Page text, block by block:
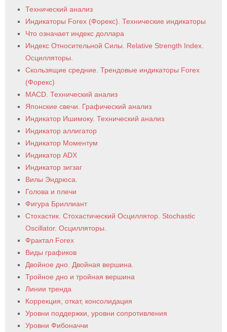
Технический анализ
Индикаторы Forex (Форекс). Технические индикаторы
Что означает индекс доллара
Индекс Относительной Силы. Relative Strength Index.
Осцилляторы.
Скользящие средние. Трендовые индикаторы Forex
(Форекс)
MACD. Технический анализ
Японские свечи. Графический анализ
Индикатор Ишимоку. Технический анализ
Индикатор аллигатор
Индикатор Моментум
Индикатор ADX
Индикатор зигзаг
Вилы Эндрюса.
Голова и плечи
Фигура Бриллиант
Стохастик. Стохастический Осциллятор. Stochastic
Oscillator. Осцилляторы.
Фрактал Forex
Виды графиков
Двойное дно. Двойная вершина.
Тройное дно и тройная вершина
Линии тренда
Коррекция, откат, консолидация
Уровни поддержки, уровни сопротивления
Уровни Фибоначчи